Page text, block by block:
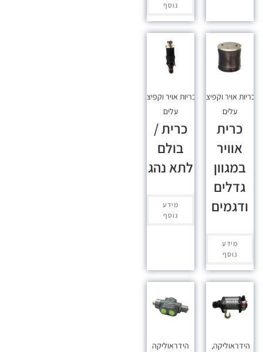
נוסף
כריות אויר וקפיצי
עלים
כרית
אוויר
במגוון
גדלים
ודגמים
מידע
נוסף
כריות אויר וקפיצי
עלים
כרית /
בולם
לתא נהג
מידע
נוסף
הידראוליקה,
הידראוליקה